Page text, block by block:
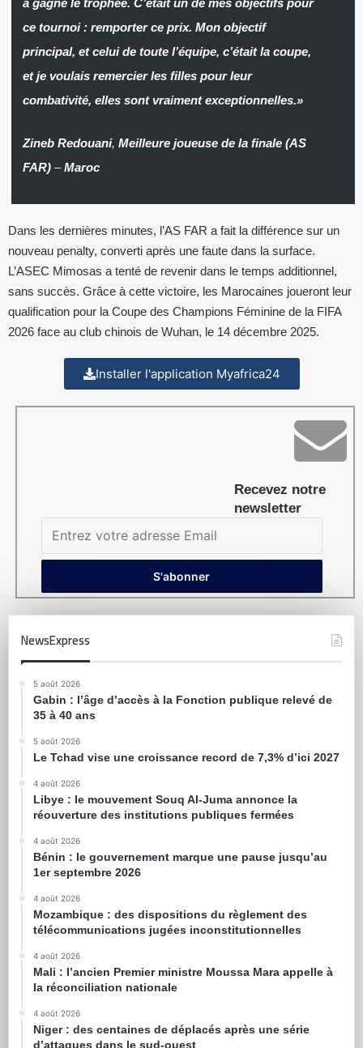
a gagné le trophée. C’était un de mes objectifs pour
ce tournoi : remporter ce prix. Mon objectif
principal, et celui de toute l’équipe, c’était la coupe,
et je voulais remercier les filles pour leur
combativité, elles sont vraiment exceptionnelles.»
Zineb Redouani, Meilleure joueuse de la finale (AS
FAR)–Maroc
Dans les dernières minutes, l’AS FAR a fait la différence sur un
nouveau penalty, converti après une faute dans la surface.
L’ASEC Mimosas a tenté de revenir dans le temps additionnel,
sans succès. Grâce à cette victoire, les Marocaines joueront leur
qualification pour la Coupe des Champions Féminine de la FIFA
2026 face au club chinois de Wuhan, le 14 décembre 2025.
Installer l'application Myafrica24
Recevez notre
newsletter
NewsExpress
5 août 2026
Gabin : l’âge d’accès à la Fonction publique relevé de
35 à 40 ans
5 août 2026
Le Tchad vise une croissance record de 7,3% d’ici 2027
4 août 2026
Libye : le mouvement Souq Al-Juma annonce la
réouverture des institutions publiques fermées
4 août 2026
Bénin : le gouvernement marque une pause jusqu’au
1er septembre 2026
4 août 2026
Mozambique : des dispositions du règlement des
télécommunications jugées inconstitutionnelles
4 août 2026
Mali : l’ancien Premier ministre Moussa Mara appelle à
la réconciliation nationale
4 août 2026
Niger : des centaines de déplacés après une série
d’attaques dans le sud-ouest